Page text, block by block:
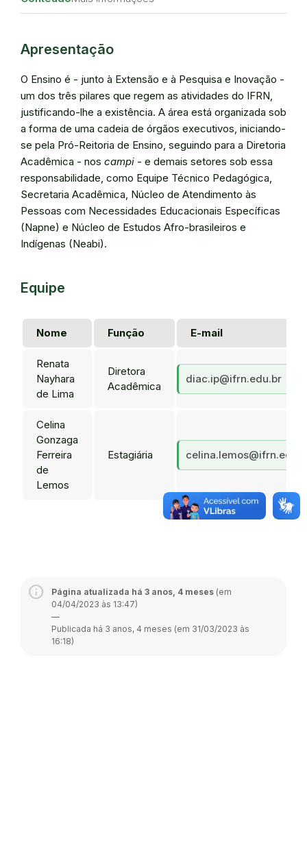
Apresentação
O Ensino é - junto à Extensão e à Pesquisa e Inovação -
um dos três pilares que regem as atividades do IFRN,
justificando-lhe a existência. A área está organizada sob
a forma de uma cadeia de órgãos executivos, iniciando-
se pela Pró-Reitoria de Ensino, seguindo para a Diretoria
Acadêmica - nos campi - e demais setores sob essa
responsabilidade, como Equipe Técnico Pedagógica,
Secretaria Acadêmica, Núcleo de Atendimento às
Pessoas com Necessidades Educacionais Específicas
(Napne) e Núcleo de Estudos Afro-brasileiros e
Indígenas (Neabi).
Equipe
Nome Função E-mail
Renata
Nayhara
de Lima
Diretora
Acadêmica
diac.ip@ifrn.edu.br
Celina
Gonzaga
Ferreira
de
Lemos
Estagiária
Página atualizada há 3 anos, 4 meses (em
04/04/2023 às 13:47)
—
Publicada há 3 anos, 4 meses (em 31/03/2023 às
16:18)